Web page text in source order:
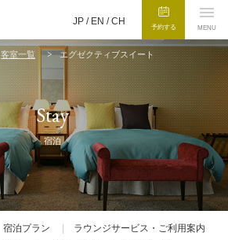
JP / EN /CH
予約する MENU
客室一覧 エグゼクティブスイート
Stay
宿泊
宿泊プラン
ラウンジサービス・ご利用案内